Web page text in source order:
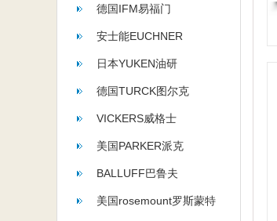
德国IFM易福门
安士能EUCHNER
日本YUKEN油研
德国TURCK图尔克
VICKERS威格士
美国PARKER派克
BALLUFF巴鲁夫
美国rosemount罗斯蒙特